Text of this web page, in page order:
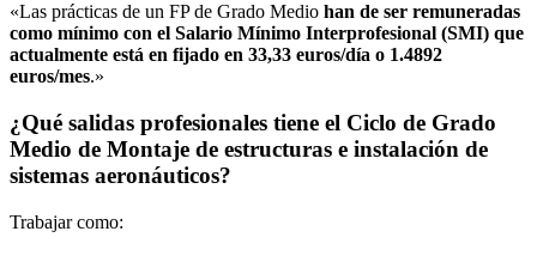
«Las prácticas de un FP de Grado Medio han de ser remuneradas
como mínimo con el Salario Mínimo Interprofesional (SMI) que
actualmente está en fijado en 33,33 euros/día o 1.4892
euros/mes.»
¿Qué salidas profesionales tiene el Ciclo de Grado
Medio de Montaje de estructuras e instalación de
sistemas aeronáuticos?
Trabajar como: